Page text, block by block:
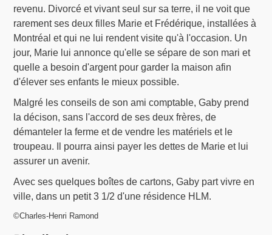
revenu. Divorcé et vivant seul sur sa terre, il ne voit que
rarement ses deux filles Marie et Frédérique, installées à
Montréal et qui ne lui rendent visite qu'à l'occasion. Un
jour, Marie lui annonce qu'elle se sépare de son mari et
quelle a besoin d'argent pour garder la maison afin
d'élever ses enfants le mieux possible.
Malgré les conseils de son ami comptable, Gaby prend
la décison, sans l'accord de ses deux frères, de
démanteler la ferme et de vendre les matériels et le
troupeau. Il pourra ainsi payer les dettes de Marie et lui
assurer un avenir.
Avec ses quelques boîtes de cartons, Gaby part vivre en
ville, dans un petit 3 1/2 d'une résidence HLM.
©Charles-Henri Ramond